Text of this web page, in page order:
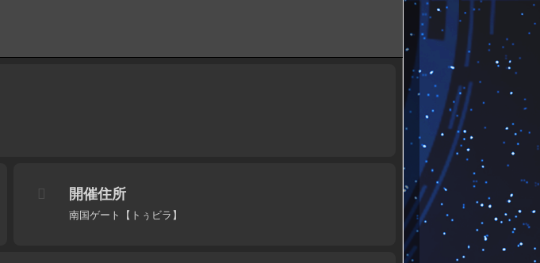
開催住所
南国ゲート【トぅビラ】